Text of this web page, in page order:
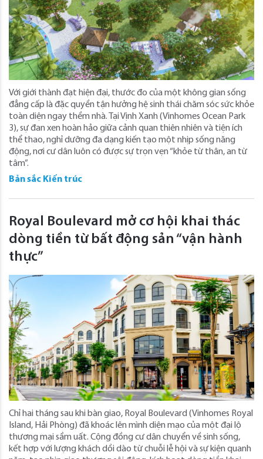
Với giới thành đạt hiện đại, thước đo của một không gian sống
đẳng cấp là đặc quyền tận hưởng hệ sinh thái chăm sóc sức khỏe
toàn diện ngay thềm nhà. Tại Vịnh Xanh (Vinhomes Ocean Park
3), sự đan xen hoàn hảo giữa cảnh quan thiên nhiên và tiện ích
thể thao, nghỉ dưỡng đa dạng kiến tạo một nhịp sống năng
động, nơi cư dân luôn có được sự trọn vẹn “khỏe từ thân, an từ
tâm”.
Bản sắc Kiến trúc
Royal Boulevard mở cơ hội khai thác
dòng tiền từ bất động sản “vận hành
thực”
Chỉ hai tháng sau khi bàn giao, Royal Boulevard (Vinhomes Royal
Island, Hải Phòng) đã khoác lên mình diện mạo của một đại lộ
thương mại sầm uất. Cộng đồng cư dân chuyển về sinh sống,
kết hợp với lượng khách dồi dào từ chuỗi lễ hội và sự kiện quanh